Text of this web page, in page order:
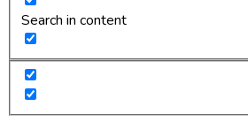
Search in content